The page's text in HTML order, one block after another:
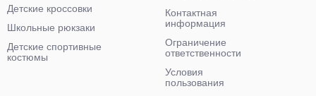
Детские кроссовки
Школьные рюкзаки
Детские спортивные
костюмы
Контактная
информация
Ограничение
ответственности
Условия
пользования